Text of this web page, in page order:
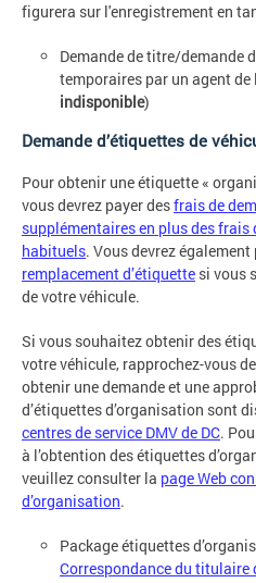
figurera sur l'enregistrement en
Demande de titre/demande
temporaires par un agent
indisponible)
Demande d’étiquettes de
Pour obtenir une étiquette «
vous devrez payer desfrais de
supplémentaires en plus des frais
habituels. Vous devrez également
remplacement d’étiquette si vous
de votre véhicule.
Si vous souhaitez obtenir des
votre véhicule, rapprochez-vous
obtenir une demande et une
d’étiquettes d’organisation sont
centres de service DMV de DC.
à l’obtention des étiquettes
veuillez consulter la page Web
d’organisation.
Package étiquettes
Correspondance du titulaire